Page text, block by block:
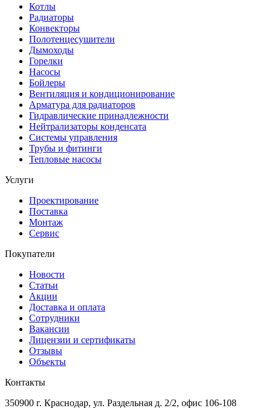
Котлы
Радиаторы
Конвекторы
Полотенцесушители
Дымоходы
Горелки
Насосы
Бойлеры
Вентиляция и кондиционирование
Арматура для радиаторов
Гидравлические принадлежности
Нейтрализаторы конденсата
Системы управления
Трубы и фитинги
Тепловые насосы
Услуги
Проектирование
Поставка
Монтаж
Сервис
Покупатели
Новости
Статьи
Акции
Доставка и оплата
Сотрудники
Вакансии
Лицензии и сертификаты
Отзывы
Объекты
Контакты
350900 г. Краснодар, ул. Раздельная д. 2/2, офис 106-108